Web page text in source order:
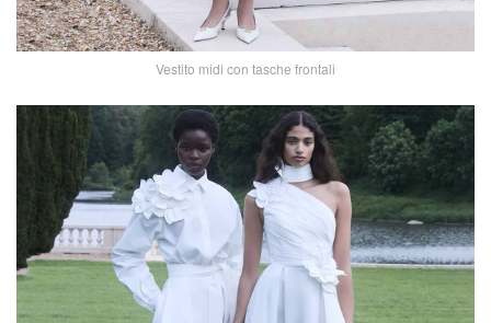
Vestito midi con tasche frontali